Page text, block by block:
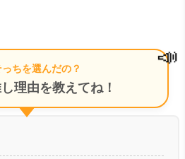
ちを選んだの？
理由を教えてね！
📣